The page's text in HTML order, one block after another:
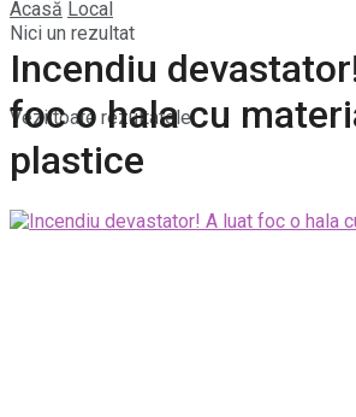
Nici un rezultat
Vezi toate rezultatele
Acasă Local
Incendiu
foc o hala cu
plastice